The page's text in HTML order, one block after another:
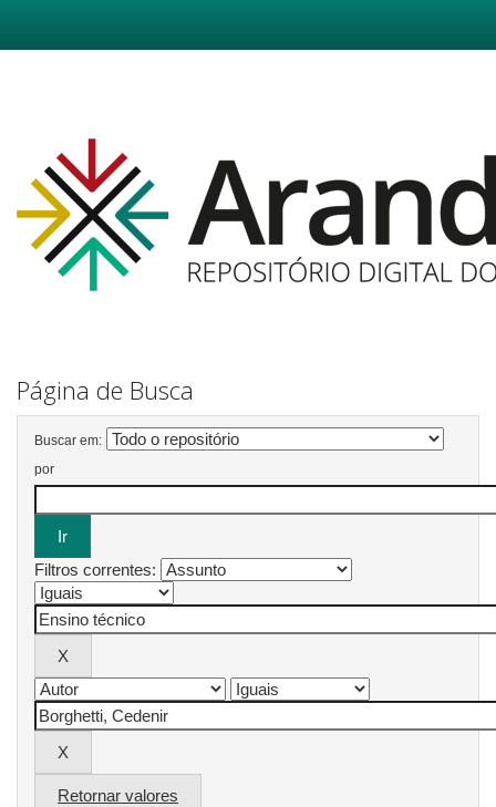
Página de Busca
Buscar em:
por
Filtros correntes:
Retornar valores